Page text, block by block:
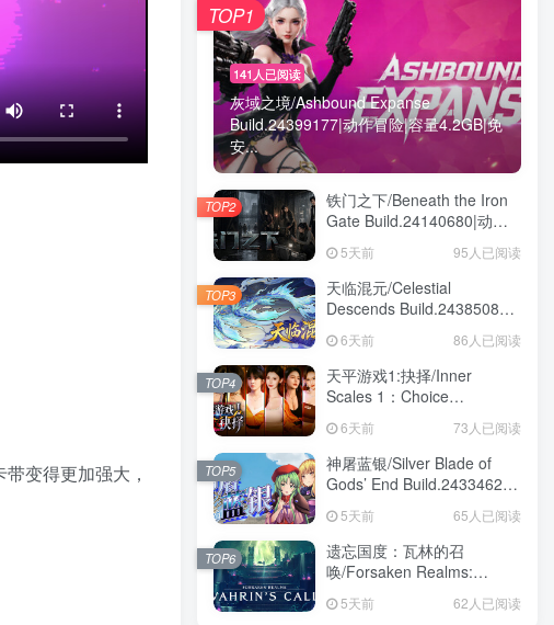
变得更加强大，
141人已阅读
灰域之境/Ashbound Expanse
Build.24399177|动作冒险|容量4.2GB|免
安...
TOP1
铁门之下/Beneath the Iron
Gate Build.24140680|动作
中文版
5天前 95人已阅读
TOP2
天临混元/Celestial
Descends Build.24385086|
策略战棋|容量11.4GB|免安
装绿色中文版
6天前 86人已阅读
TOP3
天平游戏1:抉择/Inner
Scales 1：Choice
Build.24391609|互动电影|容
量24.3GB|免安装绿色中文版
6天前 73人已阅读
TOP4
神屠蓝银/Silver Blade of
Gods’ End Build.24334624|
角色扮演|容量1.8GB|免安装
绿色中文版
5天前 65人已阅读
TOP5
遗忘国度：瓦林的召
唤/Forsaken Realms:
Vahrin’s Call
Build.24413366|角色扮演|容
5天前 62人已阅读
TOP6